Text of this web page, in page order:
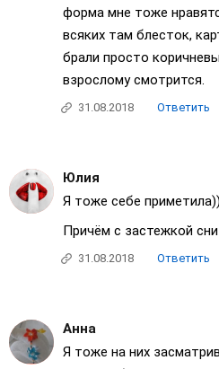
форма мне тоже
всяких там блесток,
брали просто
взрослому смотрится.
31.08.2018 Ответить
Юлия
Я тоже себе
Причём с застежкой
31.08.2018 Ответить
Анна
Я тоже на них